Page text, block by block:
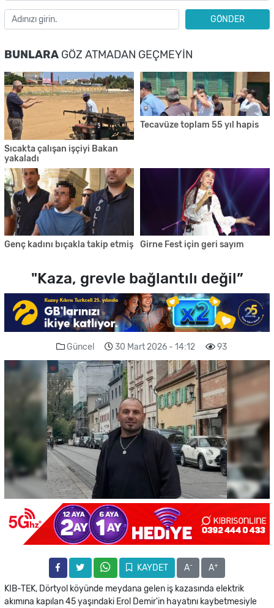
GÖNDER
BUNLARA GÖZ ATMADAN GEÇMEYIN
Sıcakta çalışan işçiyi Bakan
yakaladı
Tecavüze toplam 55 yıl hapis
Genç kadını bıçakla takip etmiş Girne Fest için geri sayım
"Kaza, grevle bağlantılı değil”
Güncel 30 Mart 2026 - 14:12 93
KAYDET A- A+
KIB-TEK, Dörtyol köyünde meydana gelen iş kazasında elektrik
akımına kapılan 45 yaşındaki Erol Demir'in hayatını kaybetmesiyle